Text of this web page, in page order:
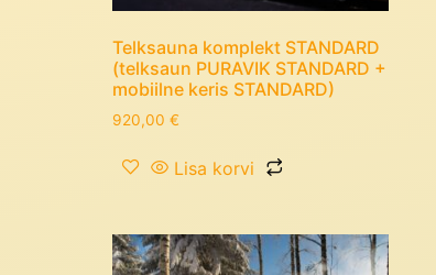
Telksauna komplekt STANDARD
(telksaun PURAVIK STANDARD +
mobiilne keris STANDARD)
920,00 €
Lisa korvi